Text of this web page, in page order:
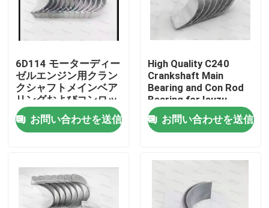
家へ
6D114 モーターディー
ゼルエンジン用クラン
クシャフトメインベア
リングおよびコンロッ
ドベアリング部品
3950661 3945918
お問い合わせを送信
High Quality C240
Crankshaft Main
Bearing and Con Rod
Bearing for Isuzu
Motor Diesel Engine
Partお問い合わせを送信